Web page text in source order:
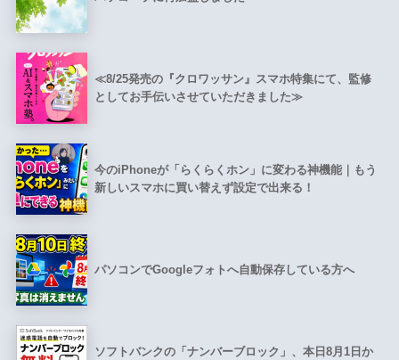
≪8/25発売の『クロワッサン』スマホ特集にて、監修
としてお手伝いさせていただきました≫
今のiPhoneが「らくらくホン」に変わる神機能｜もう
新しいスマホに買い替えず設定で出来る！
パソコンでGoogleフォトへ自動保存している方へ
ソフトバンクの「ナンバーブロック」、本日8月1日か